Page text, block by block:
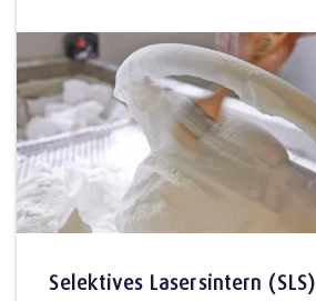
Selektives Lasersintern (SLS)